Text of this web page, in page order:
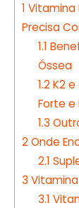
1 Vitamina
Precisa
1.1
Óssea
1.2K2 e
Forte e
1.3
2Onde
2.1
3
3.1